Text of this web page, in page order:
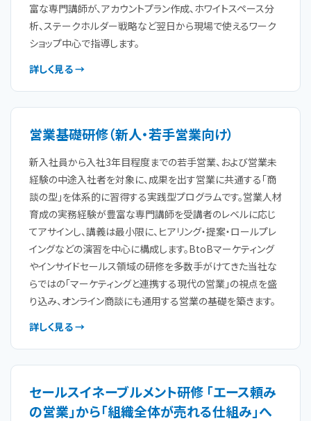
富な専門講師が、アカウントプラン作成、ホワイトスペース分
析、ステークホルダー戦略など翌日から現場で使えるワーク
ショップ中心で指導します。
詳しく見る →
営業基礎研修（新人・若手営業向け）
新入社員から入社3年目程度までの若手営業、および営業未
経験の中途入社者を対象に、成果を出す営業に共通する「商
談の型」を体系的に習得する実践型プログラムです。営業人材
育成の実務経験が豊富な専門講師を受講者のレベルに応じ
てアサインし、講義は最小限に、ヒアリング・提案・ロールプレ
イングなどの演習を中心に構成します。BtoBマーケティング
やインサイドセールス領域の研修を多数手がけてきた当社な
らではの「マーケティングと連携する現代の営業」の視点を盛
り込み、オンライン商談にも通用する営業の基礎を築きます。
詳しく見る →
セールスイネーブルメント研修 「エース頼み
の営業」から「組織全体が売れる仕組み」へ